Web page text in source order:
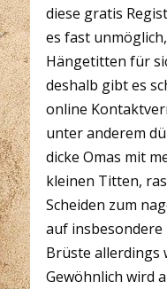
diese gratis
es fast
Hängetitten für
deshalb gibt es
online
unter anderem
dicke Omas mit
kleinen Titten,
Scheiden zum
auf
Brüste allerdings
Gewöhnlich wird